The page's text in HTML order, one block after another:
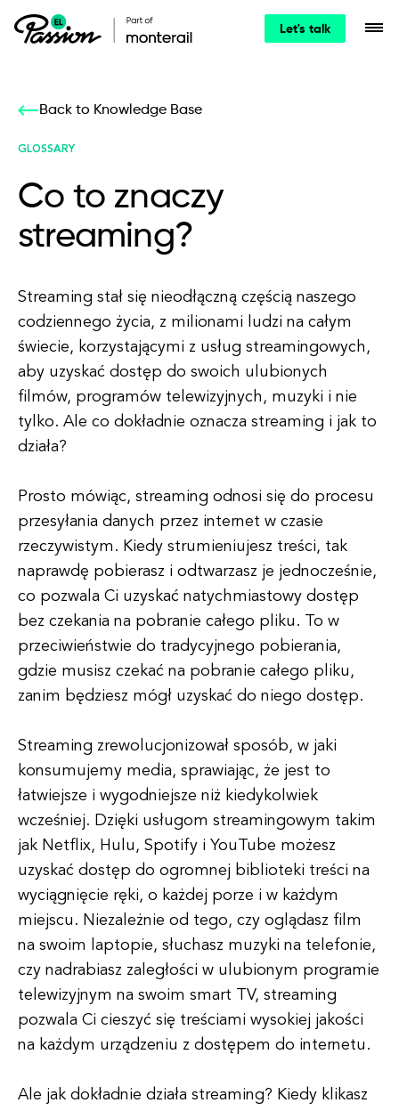
Let's talk
Back to Knowledge Base
GLOSSARY
Co to znaczy
streaming?
Streaming stał się nieodłączną częścią naszego
codziennego życia, z milionami ludzi na całym
świecie, korzystającymi z usług streamingowych,
aby uzyskać dostęp do swoich ulubionych
filmów, programów telewizyjnych, muzyki i nie
tylko. Ale co dokładnie oznacza streaming i jak to
działa?
Prosto mówiąc, streaming odnosi się do procesu
przesyłania danych przez internet w czasie
rzeczywistym. Kiedy strumieniujesz treści, tak
naprawdę pobierasz i odtwarzasz je jednocześnie,
co pozwala Ci uzyskać natychmiastowy dostęp
bez czekania na pobranie całego pliku. To w
przeciwieństwie do tradycyjnego pobierania,
gdzie musisz czekać na pobranie całego pliku,
zanim będziesz mógł uzyskać do niego dostęp.
Streaming zrewolucjonizował sposób, w jaki
konsumujemy media, sprawiając, że jest to
łatwiejsze i wygodniejsze niż kiedykolwiek
wcześniej. Dzięki usługom streamingowym takim
jak Netflix, Hulu, Spotify i YouTube możesz
uzyskać dostęp do ogromnej biblioteki treści na
wyciągnięcie ręki, o każdej porze i w każdym
miejscu. Niezależnie od tego, czy oglądasz film
na swoim laptopie, słuchasz muzyki na telefonie,
czy nadrabiasz zaległości w ulubionym programie
telewizyjnym na swoim smart TV, streaming
pozwala Ci cieszyć się treściami wysokiej jakości
na każdym urządzeniu z dostępem do internetu.
Ale jak dokładnie działa streaming? Kiedy klikasz